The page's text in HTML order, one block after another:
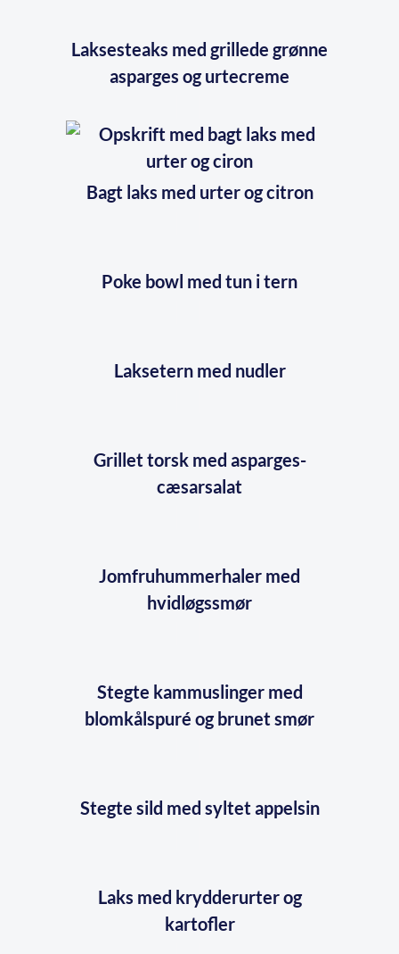
Laksesteaks med grillede grønne
asparges og urtecreme
Bagt laks med urter og citron
Poke bowl med tun i tern
Laksetern med nudler
Grillet torsk med asparges-
cæsarsalat
Jomfruhummerhaler med
hvidløgssmør
Stegte kammuslinger med
blomkålspuré og brunet smør
Stegte sild med syltet appelsin
Laks med krydderurter og
kartofler